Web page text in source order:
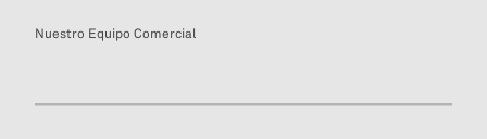
Nuestro Equipo Comercial